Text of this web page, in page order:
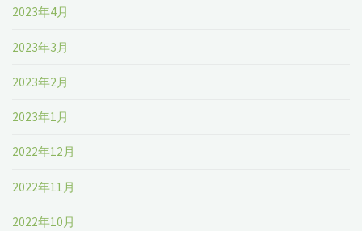
2023年4月
2023年3月
2023年2月
2023年1月
2022年12月
2022年11月
2022年10月